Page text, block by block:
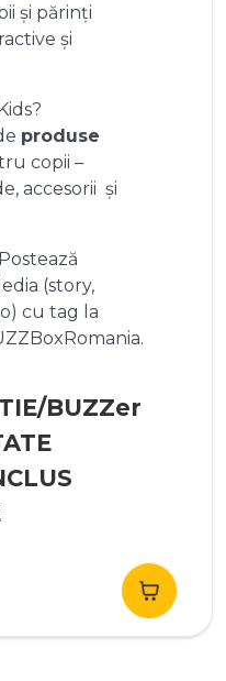
și părinți
și
produse
copii –
accesorii și
(story,
cu tag la
BUZZer